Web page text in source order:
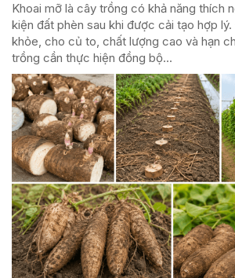
Khoai mỡ là cây trồng có khả năng thích
kiện đất phèn sau khi được cải tạo hợp
khỏe, cho củ to, chất lượng cao và hạn
trồng cần thực hiện đồng bộ...